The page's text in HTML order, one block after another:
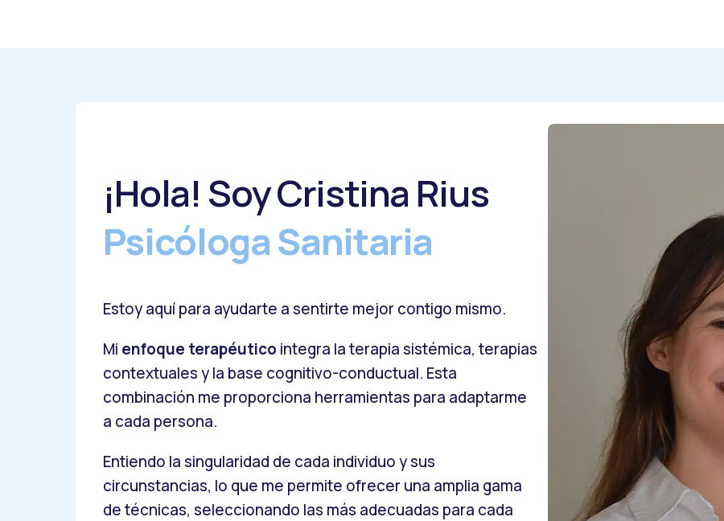
¡Hola! Soy Cristina Rius
Psicóloga Sanitaria
Estoy aquí para ayudarte a sentirte mejor contigo mismo.
Mi enfoque terapéutico integra la terapia sistémica, terapias
contextuales y la base cognitivo-conductual. Esta
combinación me proporciona herramientas para adaptarme
a cada persona.
Entiendo la singularidad de cada individuo y sus
circunstancias, lo que me permite ofrecer una amplia gama
de técnicas, seleccionando las más adecuadas para cada